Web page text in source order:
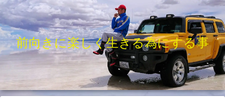
前向きに楽しく生きる為にする事